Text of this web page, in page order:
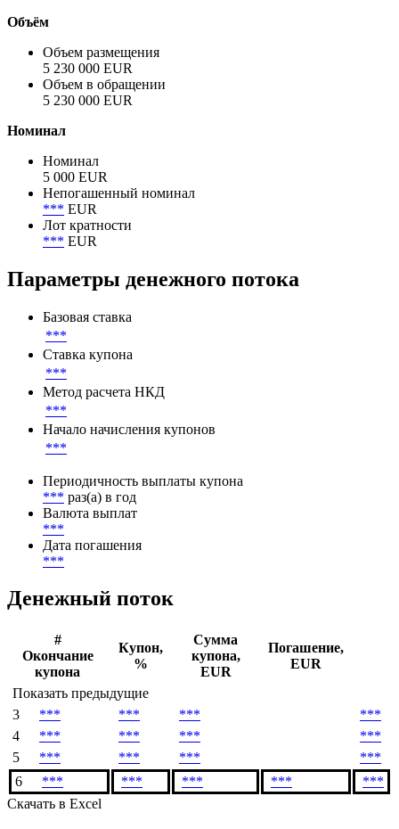
Объём
Объем размещения
5 230 000 EUR
Объем в обращении
5 230 000 EUR
Номинал
Номинал
5 000 EUR
Непогашенный номинал
*** EUR
Лот кратности
*** EUR
Параметры денежного потока
Базовая ставка
***
Ставка купона
***
Метод расчета НКД
***
Начало начисления купонов
***
Периодичность выплаты купона
*** раз(а) в год
Валюта выплат
***
Дата погашения
***
Денежный поток
#
Окончание
купона
Купон,
%
Сумма
купона,
EUR
Погашение,
EUR
Показать предыдущие
3
*** *** ***
***
4
*** *** ***
***
5
*** *** ***
***
6
*** *** *** ***
***
Скачать в Excel